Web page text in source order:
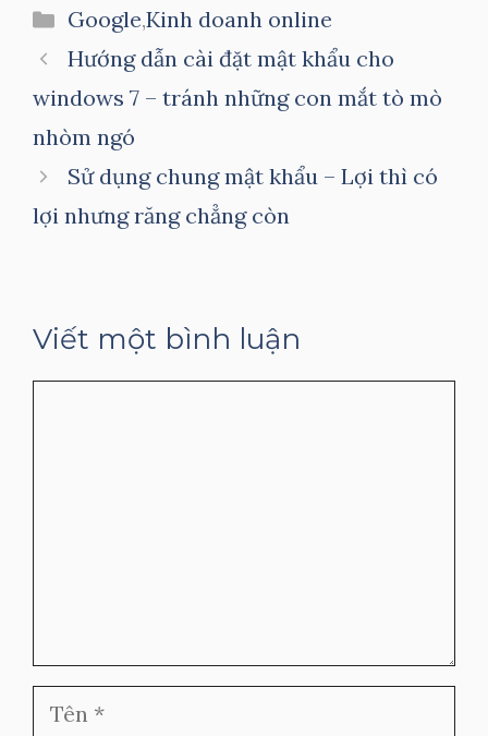
Danh
mục
Google,Kinh doanh online
Hướng dẫn cài đặt mật khẩu cho
windows 7 – tránh những con mắt tò mò
nhòm ngó
Sử dụng chung mật khẩu – Lợi thì có
lợi nhưng răng chẳng còn
Viết một bình luận
Tên